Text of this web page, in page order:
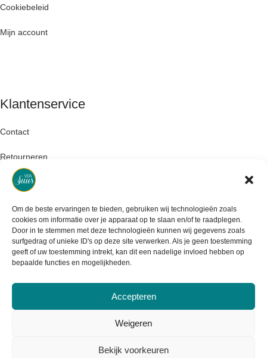
Om de beste ervaringen te bieden, gebruiken wij technologieën zoals
cookies om informatie over je apparaat op te slaan en/of te raadplegen.
Door in te stemmen met deze technologieën kunnen wij gegevens zoals
surfgedrag of unieke ID's op deze site verwerken. Als je geen toestemming
geeft of uw toestemming intrekt, kan dit een nadelige invloed hebben op
bepaalde functies en mogelijkheden.
Accepteren
Weigeren
Bekijk voorkeuren
Cookiebeleid
Mijn account
Klantenservice
Contact
Retourneren
Garantie & klachten
Levertijd & verzendkosten